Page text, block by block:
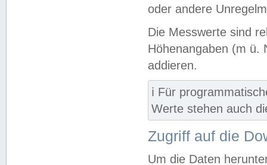
oder andere
Die Messwerte sind
Höhenangaben (m ü.
addieren.
ℹ️ Für
Werte stehen auch
Zugriff auf die
Um die Daten